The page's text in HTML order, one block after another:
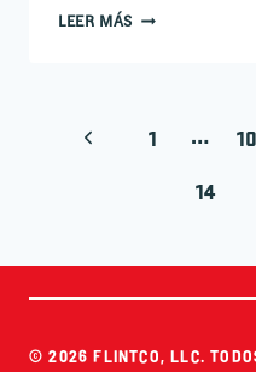
LEER MÁS DISTRITO DE
PÁGINA ANTERIOR
1 … 10
14
© 2026 FLINTCO, LLC.